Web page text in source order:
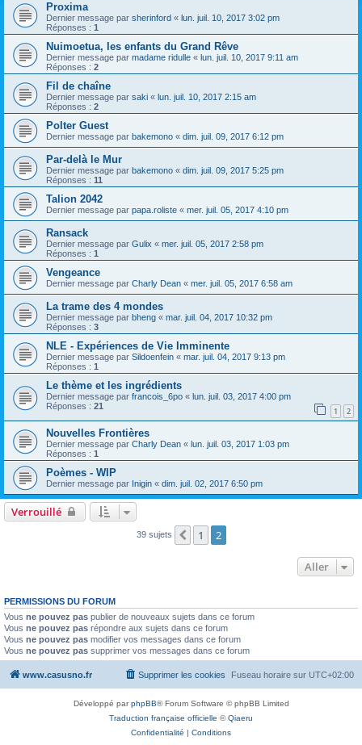
Proxima
Dernier message par sherinford « lun. juil. 10, 2017 3:02 pm
Réponses : 1
Nuimoetua, les enfants du Grand Rêve
Dernier message par madame ridulle « lun. juil. 10, 2017 9:11 am
Réponses : 2
Fil de chaîne
Dernier message par saki « lun. juil. 10, 2017 2:15 am
Réponses : 2
Polter Guest
Dernier message par bakemono « dim. juil. 09, 2017 6:12 pm
Par-delà le Mur
Dernier message par bakemono « dim. juil. 09, 2017 5:25 pm
Réponses : 11
Talion 2042
Dernier message par papa.roliste « mer. juil. 05, 2017 4:10 pm
Ransack
Dernier message par Gulix « mer. juil. 05, 2017 2:58 pm
Réponses : 1
Vengeance
Dernier message par Charly Dean « mer. juil. 05, 2017 6:58 am
La trame des 4 mondes
Dernier message par bheng « mar. juil. 04, 2017 10:32 pm
Réponses : 3
NLE - Expériences de Vie Imminente
Dernier message par Sildoenfein « mar. juil. 04, 2017 9:13 pm
Réponses : 1
Le thème et les ingrédients
Dernier message par francois_6po « lun. juil. 03, 2017 4:00 pm
Réponses : 21 1 2
Nouvelles Frontières
Dernier message par Charly Dean « lun. juil. 03, 2017 1:03 pm
Réponses : 1
Poèmes - WIP
Dernier message par Inigin « dim. juil. 02, 2017 6:50 pm
Verrouillé
39 sujets Précédent
1 2
Aller
PERMISSIONS DU FORUM
Vous ne pouvez pas publier de nouveaux sujets dans ce forum
Vous ne pouvez pas répondre aux sujets dans ce forum
Vous ne pouvez pas modifier vos messages dans ce forum
Vous ne pouvez pas supprimer vos messages dans ce forum
www.casusno.fr Fuseau horaire sur UTC+02:00
Supprimer les cookies
Développé parphpBB® Forum Software © phpBB Limited
Traduction française officielle ©Qiaeru
Confidentialité | Conditions